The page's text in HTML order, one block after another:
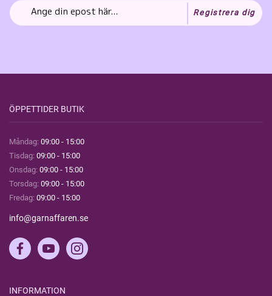
Registrera dig
ÖPPETTIDER BUTIK
Måndag: 09:00 - 15:00
Tisdag: 09:00 - 15:00
Onsdag: 09:00 - 15:00
Torsdag: 09:00 - 15:00
Fredag: 09:00 - 15:00
info@garnaffaren.se
INFORMATION